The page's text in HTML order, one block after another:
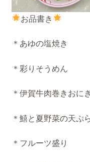
お品書き
＊あゆの塩焼き
＊彩りそうめん
＊伊賀牛肉巻きおに
＊鱚と夏野菜の天ぷ
＊フルーツ盛り